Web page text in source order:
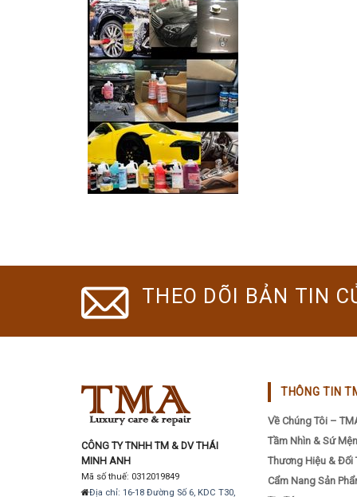
THEO DÕI BẢN TIN
CÔNG TY TNHH TM & DV THÁI
MINH ANH
Mã số thuế: 0312019849
Địa chỉ: 16-18 Đường Số 6, KDC T30,
THÔNG TIN
Về Chúng Tôi –
Tầm Nhìn & Sứ
Thương Hiệu & Đối
Cẩm Nang Sản